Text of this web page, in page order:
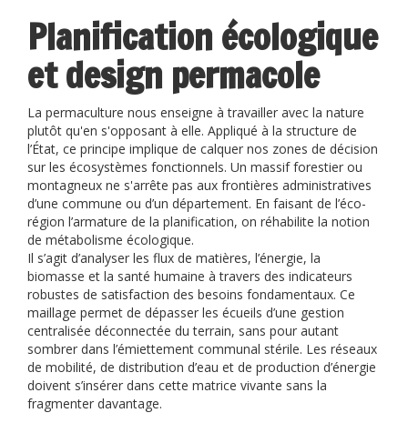
Planification écologique
et design permacole
La permaculture nous enseigne à travailler avec la nature
plutôt qu'en s'opposant à elle. Appliqué à la structure de
l’État, ce principe implique de calquer nos zones de décision
sur les écosystèmes fonctionnels. Un massif forestier ou
montagneux ne s'arrête pas aux frontières administratives
d’une commune ou d’un département. En faisant de l’éco-
région l’armature de la planification, on réhabilite la notion
de métabolisme écologique.
Il s’agit d’analyser les flux de matières, l’énergie, la
biomasse et la santé humaine à travers des indicateurs
robustes de satisfaction des besoins fondamentaux. Ce
maillage permet de dépasser les écueils d’une gestion
centralisée déconnectée du terrain, sans pour autant
sombrer dans l’émiettement communal stérile. Les réseaux
de mobilité, de distribution d’eau et de production d’énergie
doivent s’insérer dans cette matrice vivante sans la
fragmenter davantage.